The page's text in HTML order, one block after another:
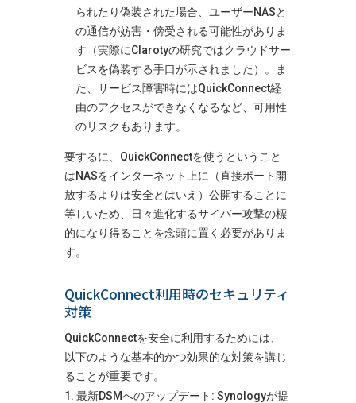
られたり偽装された場合、ユーザーNASと
の通信が妨害・傍受される可能性がありま
す（実際にClarotyの研究ではクラウドサー
ビスを偽装する手口が示されました​ ）。ま
た、サービス障害時にはQuickConnect経
由のアクセスができなくなるなど、可用性
のリスクもあります。
要するに、QuickConnectを使うということ
はNASをインターネット上に（直接ポート開
放するよりは安全とはいえ）公開することに
等しいため、日々進化するサイバー攻撃の標
的になり得ることを念頭に置く必要がありま
す。
QuickConnect利用時のセキュリティ
対策
QuickConnectを安全に利用するためには、
以下のような基本的かつ効果的な対策を講じ
ることが重要です。
最新DSMへのアップデート: Synologyが提